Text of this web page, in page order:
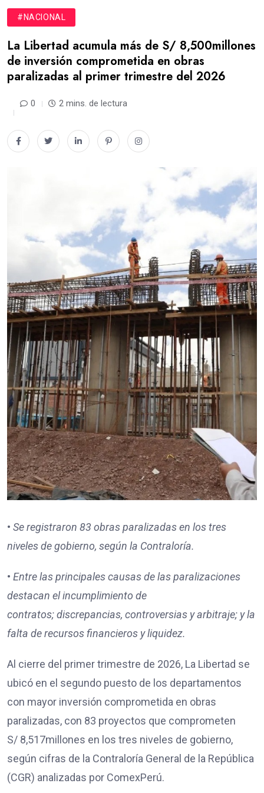
#NACIONAL
La Libertad acumula más de S/ 8,500millones
de inversión comprometida en obras
paralizadas al primer trimestre del 2026
0 2 mins. de lectura
• Se registraron 83 obras paralizadas en los tres
niveles de gobierno, según la Contraloría.
• Entre las principales causas de las paralizaciones
destacan el incumplimiento de
contratos;discrepancias, controversias y arbitraje; yla
falta de recursos financieros y liquidez.
Al cierre del primer trimestre de 2026, La Libertad se
ubicó en el segundo puesto de los departamentos
con mayor inversión comprometida en obras
paralizadas, con 83 proyectos que comprometen
S/ 8,517millones en los tres niveles de gobierno,
según cifras de la Contraloría General de la República
(CGR) analizadas por ComexPerú.